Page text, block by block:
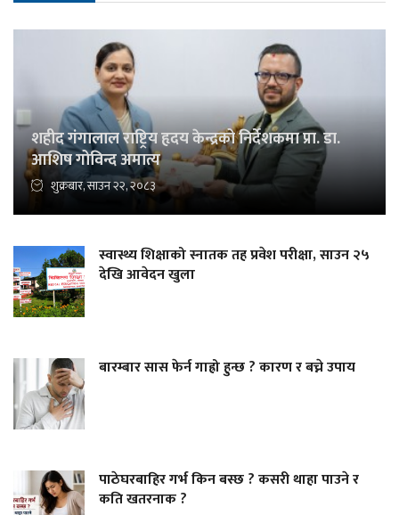
शहीद गंगालाल राष्ट्रिय हृदय केन्द्रको निर्देशकमा प्रा. डा.
आशिष गोविन्द अमात्य
शुक्रबार, साउन २२, २०८३
स्वास्थ्य शिक्षाको स्नातक तह प्रवेश परीक्षा, साउन २५
देखि आवेदन खुला
बारम्बार सास फेर्न गाह्रो हुन्छ ? कारण र बच्ने उपाय
पाठेघरबाहिर गर्भ किन बस्छ ? कसरी थाहा पाउने र
कति खतरनाक ?